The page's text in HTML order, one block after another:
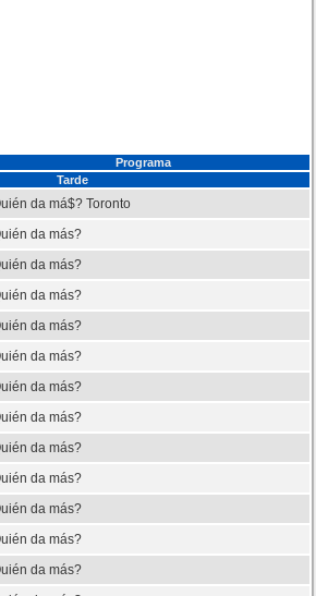
Programa
Tarde
da má$? Toronto
da más?
da más?
da más?
da más?
da más?
da más?
da más?
da más?
da más?
da más?
da más?
da más?